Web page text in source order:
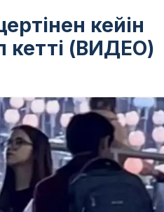
кейін
кетті (ВИДЕО)